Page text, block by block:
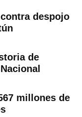
despojo
de
millones de